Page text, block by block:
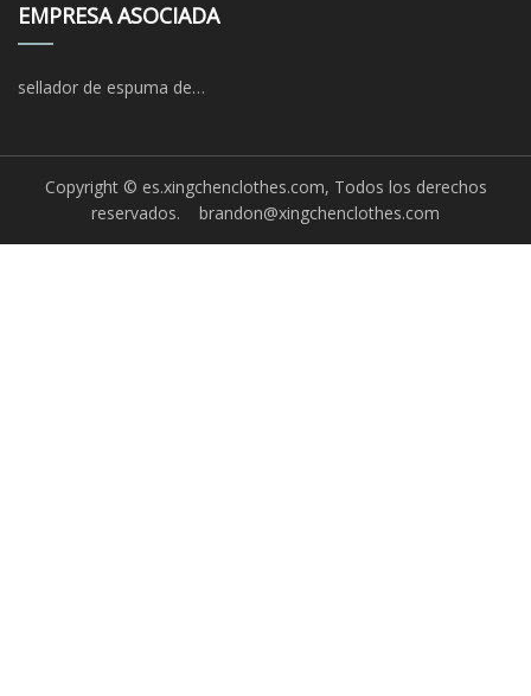
EMPRESA ASOCIADA
sellador de espuma de
Copyright © es.xingchenclothes.com, Todos los derechos
reservados. brandon@xingchenclothes.com